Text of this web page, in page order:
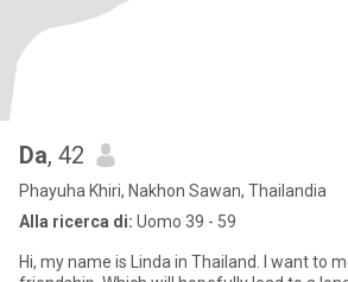
Da, 42
Phayuha Khiri, Nakhon Sawan, Thailandia
Alla ricerca di: Uomo 39 - 59
Hi, my name is Linda in Thailand. I want to